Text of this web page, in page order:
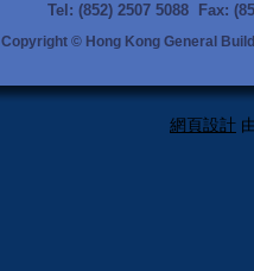
Tel: (852) 2507 5088 Fax:
Copyright © Hong Kong General
網頁設計